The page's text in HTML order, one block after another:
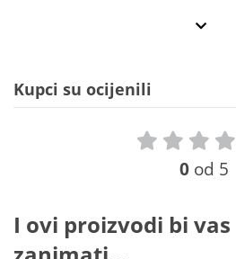
Kupci su ocijenili
0 od 5
I ovi proizvodi bi